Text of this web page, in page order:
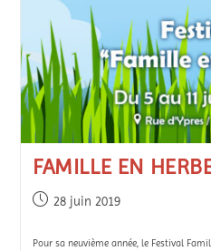
FAMILLE EN
28 juin 2019
Pour sa neuvième année, le Festival